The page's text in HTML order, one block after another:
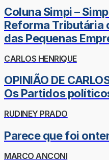
Coluna Simpi –
Reforma Tributária
das Pequenas
CARLOS HENRIQUE
OPINIÃO DE
Os Partidos
RUDINEY PRADO
Parece que foi
MARCO ANCONI